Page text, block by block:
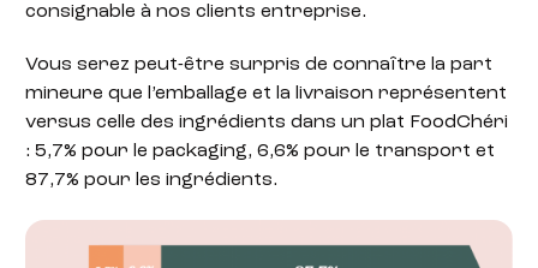
consignable à nos clients entreprise.
Vous serez peut-être surpris de connaître la part
mineure que l’emballage et la livraison représentent
versus celle des ingrédients dans un plat FoodChéri
: 5,7% pour le packaging, 6,6% pour le transport et
87,7% pour les ingrédients.